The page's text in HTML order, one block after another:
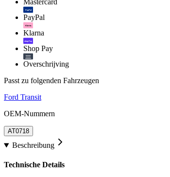
Mastercard
PayPal
PayPal
Klarna.
Klarna
shop Pay
Shop Pay
Overschrijving
Passt zu folgenden Fahrzeugen
Ford Transit
OEM-Nummern
AT0718
Beschreibung
Technische Details